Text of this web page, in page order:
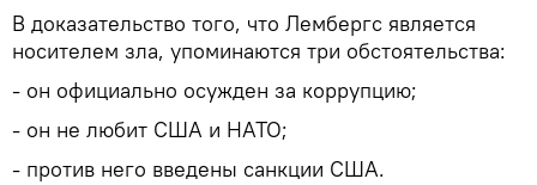
В доказательство того, что Лембергс является
носителем зла, упоминаются три обстоятельства:
- он официально осужден за коррупцию;
- он не любит США и НАТО;
- против него введены санкции США.